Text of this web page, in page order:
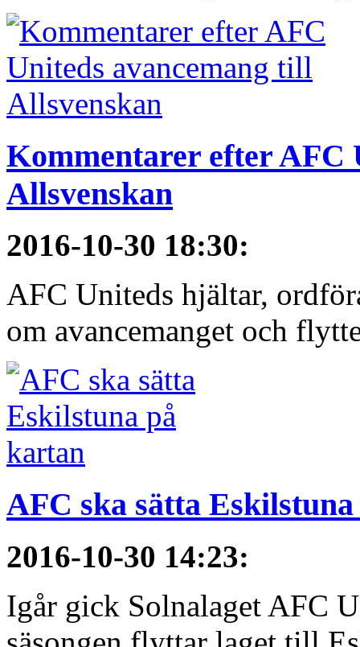
Kommentarer efter AFC
Allsvenskan
2016-10-30 18:30:
AFC Uniteds hjältar,
om avancemanget och
AFC ska sätta
2016-10-30 14:23:
Igår gick Solnalaget AFC